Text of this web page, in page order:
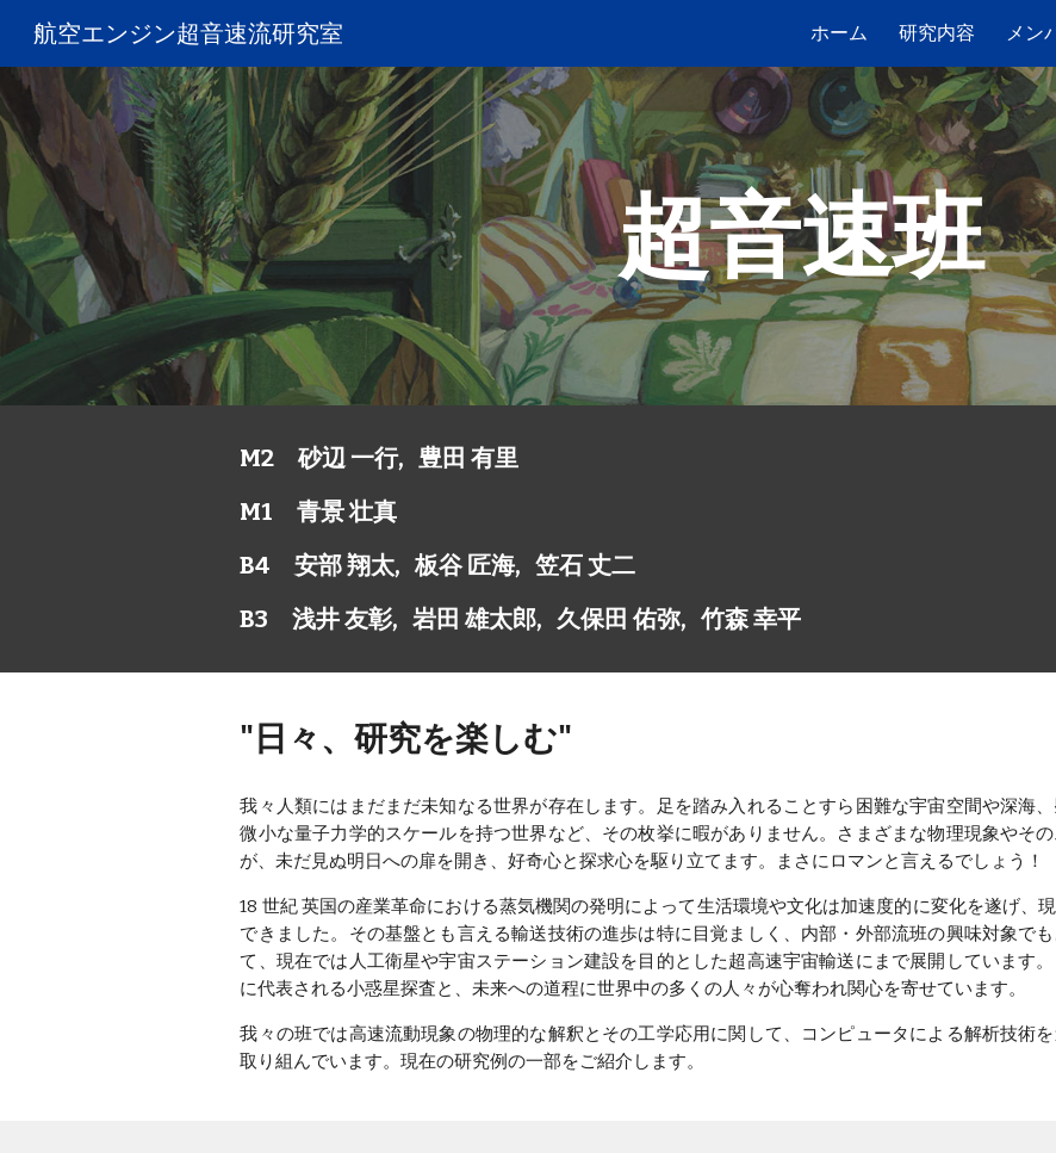
Skip to
航空エンジン超音速流研究室 ホーム 研究内容 メン
超音速班
M2 砂辺 一行, 豊田 有里
M1 青景 壮真
B4 安部 翔太, 板谷 匠海, 笠石 丈二
B3 浅井 友彰, 岩田 雄太郎, 久保田 佑弥, 竹森 幸平
"日々、研究を楽しむ"
我々人類にはまだまだ未知なる世界が存在します。足を踏み入れることすら困難な宇宙空間や深海
微小な量子力学的スケールを持つ世界など、その枚挙に暇がありません。さまざまな物理現象やそ
が、未だ見ぬ明日への扉を開き、好奇心と探求心を駆り立てます。まさにロマンと言えるでしょう！
18 世紀 英国の産業革命における蒸気機関の発明によって生活環境や文化は加速度的に変化を遂げ、
できました。その基盤とも言える輸送技術の進歩は特に目覚ましく、内部・外部流班の興味対象で
て、現在では人工衛星や宇宙ステーション建設を目的とした超高速宇宙輸送にまで展開しています
に代表される小惑星探査と、未来への道程に世界中の多くの人々が心奪われ関心を寄せています。
我々の班では高速流動現象の物理的な解釈とその工学応用に関して、コンピュータによる解析技術
取り組んでいます。現在の研究例の一部をご紹介します。